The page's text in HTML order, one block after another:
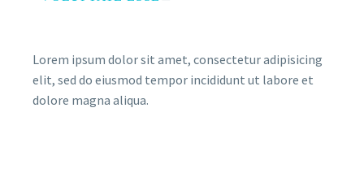
Lorem ipsum dolor sit amet, consectetur adipisicing
elit, sed do eiusmod tempor incididunt ut labore et
dolore magna aliqua.